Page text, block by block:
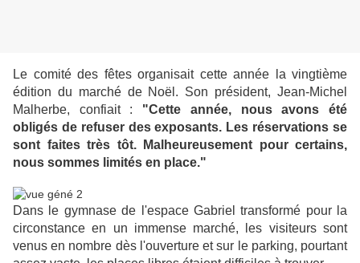
Le comité des fêtes organisait cette année la vingtième
édition du marché de Noël. Son président, Jean-Michel
Malherbe, confiait : "Cette année, nous avons été
obligés de refuser des exposants. Les réservations se
sont faites très tôt. Malheureusement pour certains,
nous sommes limités en place."
Dans le gymnase de l'espace Gabriel transformé pour la
circonstance en un immense marché, les visiteurs sont
venus en nombre dès l'ouverture et sur le parking, pourtant